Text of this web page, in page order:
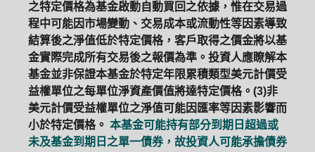
之特定價格為基金啟動自動買回之依據，惟在交易過
程中可能因市場變動、交易成本或流動性等因素導致
結算後之淨值低於特定價格，客戶取得之價金將以基
金實際完成所有交易後之報價為準。投資人應瞭解本
基金並非保證本基金於特定年限累積類型美元計價受
益權單位之每單位淨資產價值將達特定價格。(3)非
美元計價受益權單位之淨值可能因匯率等因素影響而
小於特定價格。 本基金可能持有部分到期日超過或
未及基金到期日之單一債券，故投資人可能承擔債券